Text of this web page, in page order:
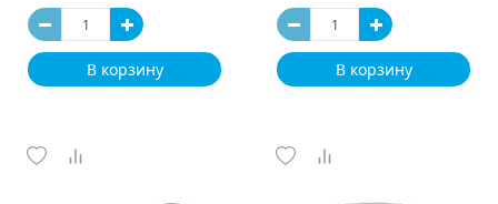
В корзину В корзину